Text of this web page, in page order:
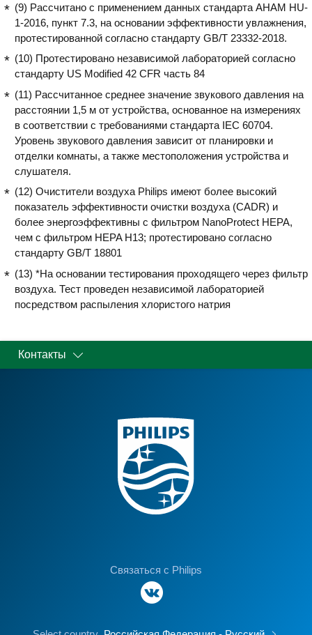
(9) Рассчитано с применением данных стандарта AHAM HU-
1-2016, пункт 7.3, на основании эффективности увлажнения,
протестированной согласно стандарту GB/T 23332-2018.
(10) Протестировано независимой лабораторией согласно
стандарту US Modified 42 CFR часть 84
(11) Рассчитанное среднее значение звукового давления на
расстоянии 1,5 м от устройства, основанное на измерениях
в соответствии с требованиями стандарта IEC 60704.
Уровень звукового давления зависит от планировки и
отделки комнаты, а также местоположения устройства и
слушателя.
(12) Очистители воздуха Philips имеют более высокий
показатель эффективности очистки воздуха (CADR) и
более энергоэффективны с фильтром NanoProtect HEPA,
чем с фильтром HEPA H13; протестировано согласно
стандарту GB/T 18801
(13) *На основании тестирования проходящего через фильтр
воздуха. Тест проведен независимой лабораторией
посредством распыления хлористого натрия
Контакты
Связаться с Philips